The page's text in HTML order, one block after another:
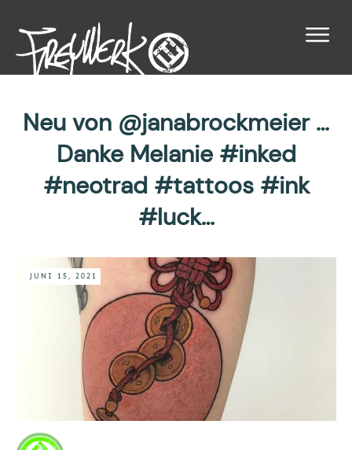
Neu von @janabrockmeier …
Danke Melanie #inked
#neotrad #tattoos #ink
#luck…
JUNI 15, 2021